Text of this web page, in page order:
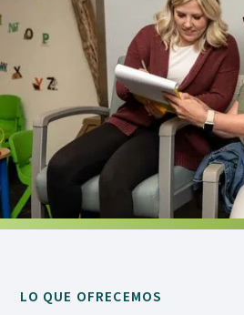
LO QUE OFRECEMOS